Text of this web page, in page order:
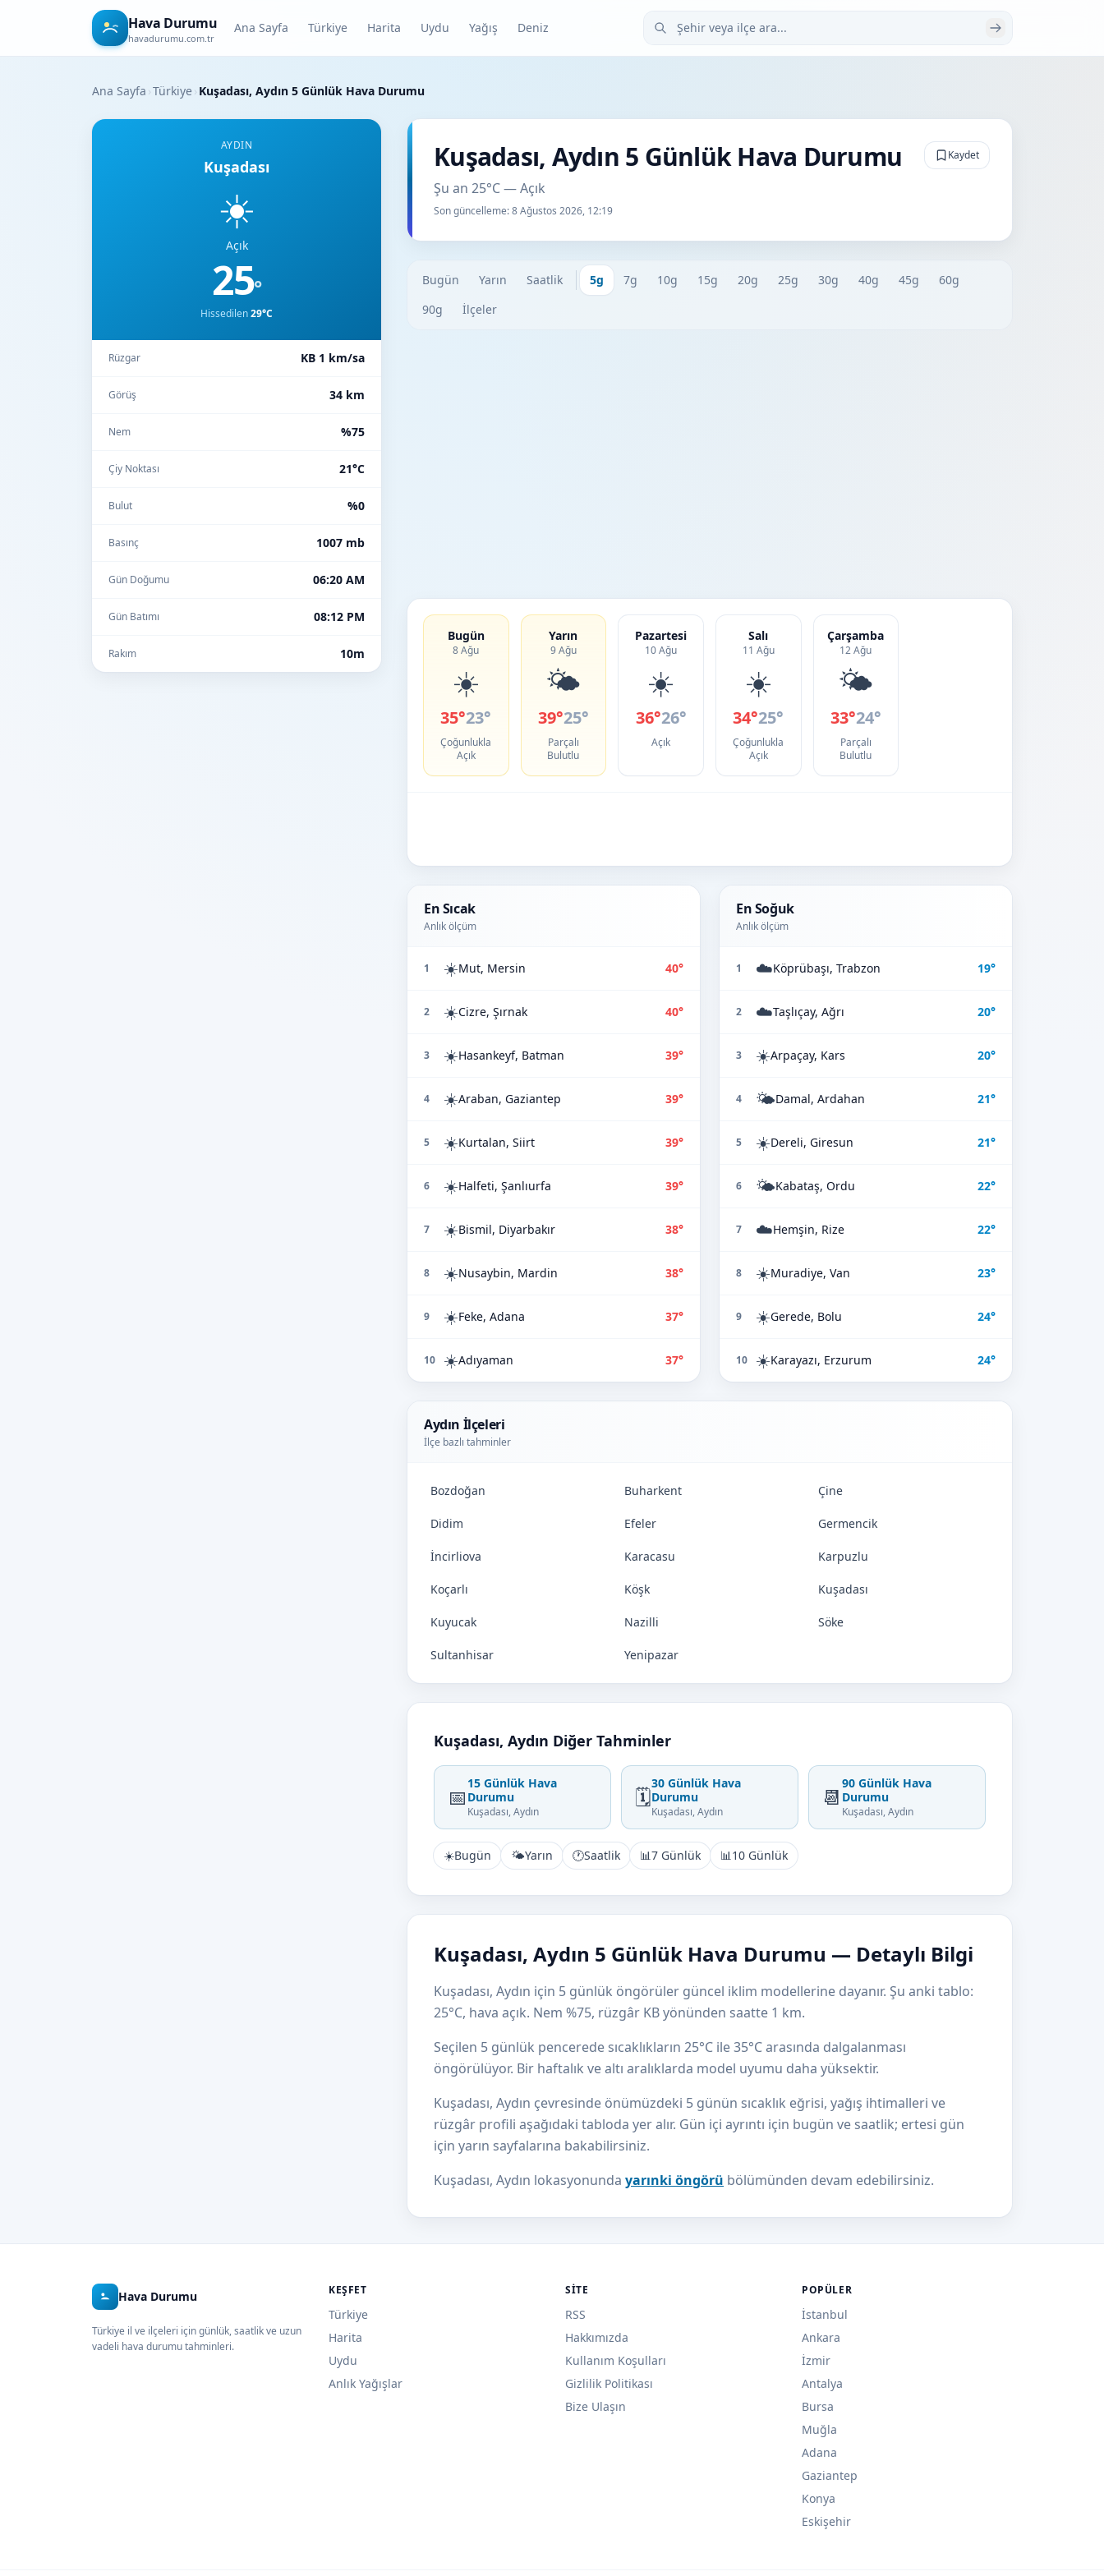
Hava Durumu
havadurumu.com.tr
Ana Sayfa Türkiye Harita Uydu Yağış Deniz Şehir veya ilçe ara
Ana Sayfa ›Türkiye› Kuşadası, Aydın 5 Günlük Hava Durumu
AYDIN
Kuşadası
☀️
Açık
25°
Hissedilen29°C
Rüzgar KB 1 km/sa
Görüş 34 km
Nem %75
Çiy Noktası 21°C
Bulut %0
Basınç 1007 mb
Gün Doğumu 06:20 AM
Gün Batımı 08:12 PM
Rakım 10m
Kuşadası, Aydın 5 Günlük Hava Durumu
Şu an 25°C — Açık
Son güncelleme:8 Ağustos 2026, 12:19
Kaydet
Bugün Yarın Saatlik 5g 7g 10g 15g 20g 25g 30g 40g 45g
60g
90g
İlçeler
Bugün
8 Ağu
☀️
35°23°
Çoğunlukla
Açık
Yarın
9 Ağu
🌤️
39°25°
Parçalı
Bulutlu
Pazartesi
10 Ağu
☀️
36°26°
Açık
Salı
11 Ağu
☀️
34°25°
Çoğunlukla
Açık
Çarşamba
12 Ağu
🌤️
33°24°
Parçalı
Bulutlu
En Sıcak
Anlık ölçüm
1 ☀️Mut, Mersin 40°
2 ☀️Cizre, Şırnak 40°
3 ☀️Hasankeyf, Batman 39°
4 ☀️Araban, Gaziantep 39°
5 ☀️Kurtalan, Siirt 39°
6 ☀️Halfeti, Şanlıurfa 39°
7 ☀️Bismil, Diyarbakır 38°
8 ☀️Nusaybin, Mardin 38°
9 ☀️Feke, Adana 37°
10 ☀️Adıyaman 37°
En Soğuk
Anlık ölçüm
1 ☁️Köprübaşı, Trabzon 19°
2 ☁️Taşlıçay, Ağrı 20°
3 ☀️Arpaçay, Kars 20°
4 🌤️Damal, Ardahan 21°
5 ☀️Dereli, Giresun 21°
6 🌤️Kabataş, Ordu 22°
7 ☁️Hemşin, Rize 22°
8 ☀️Muradiye, Van 23°
9 ☀️Gerede, Bolu 24°
10 ☀️Karayazı, Erzurum 24°
Aydın İlçeleri
İlçe bazlı tahminler
Bozdoğan Buharkent Çine
Didim Efeler Germencik
İncirliova Karacasu Karpuzlu
Koçarlı Köşk Kuşadası
Kuyucak Nazilli Söke
Sultanhisar Yenipazar
Kuşadası, Aydın Diğer Tahminler
📅
15 Günlük Hava
Durumu
Kuşadası, Aydın
🗓️
30 Günlük Hava
Durumu
Kuşadası, Aydın
📆
90 Günlük Hava
Durumu
Kuşadası, Aydın
☀️Bugün 🌤️Yarın 🕐Saatlik 📊7 Günlük 📊10 Günlük
Kuşadası, Aydın 5 Günlük Hava Durumu — Detaylı Bilgi
Kuşadası, Aydın için 5 günlük öngörüler güncel iklim modellerine dayanır. Şu anki tablo:
25°C, hava açık. Nem %75, rüzgâr KB yönünden saatte 1 km.
Seçilen 5 günlük pencerede sıcaklıkların 25°C ile 35°C arasında dalgalanması
öngörülüyor. Bir haftalık ve altı aralıklarda model uyumu daha yüksektir.
Kuşadası, Aydın çevresinde önümüzdeki 5 günün sıcaklık eğrisi, yağış ihtimalleri ve
rüzgâr profili aşağıdaki tabloda yer alır. Gün içi ayrıntı için bugün ve saatlik; ertesi gün
için yarın sayfalarına bakabilirsiniz.
Kuşadası, Aydın lokasyonunda yarınki öngörü bölümünden devam edebilirsiniz.
Hava Durumu
Türkiye il ve ilçeleri için günlük, saatlik ve uzun
vadeli hava durumu tahminleri.
KEŞFET
Türkiye
Harita
Uydu
Anlık Yağışlar
SITE
RSS
Hakkımızda
Kullanım Koşulları
Gizlilik Politikası
Bize Ulaşın
POPÜLER
İstanbul
Ankara
İzmir
Antalya
Bursa
Muğla
Adana
Gaziantep
Konya
Eskişehir